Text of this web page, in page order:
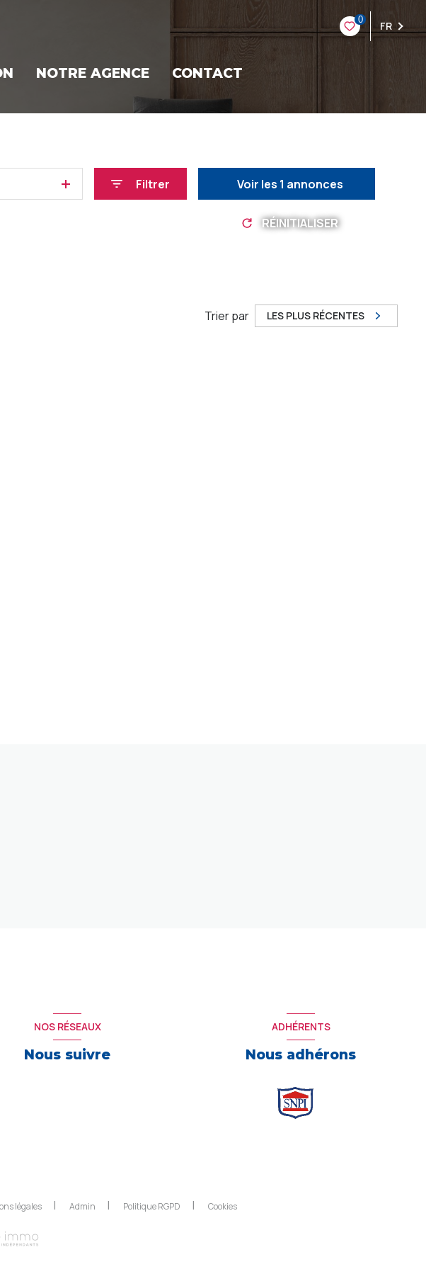
0 FR
NOTRE AGENCE CONTACT
Filtrer Voir les 1 annonces
RÉINITIALISER
Trier par LES PLUS RÉCENTES
NOS RÉSEAUX
Nous suivre
ADHÉRENTS
Nous adhérons
légales Admin Politique RGPD Cookies